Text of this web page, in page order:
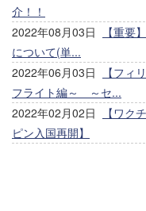
介！！
2022年08月03日
【重要
について(単...
2022年06月03日
【フィ
フライト編～ ～セ...
2022年02月02日
【ワク
ピン入国再開】